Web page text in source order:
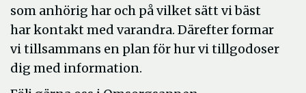
som anhörig har och på vilket sätt vi bäst
har kontakt med varandra. Därefter formar
vi tillsammans en plan för hur vi tillgodoser
dig med information.